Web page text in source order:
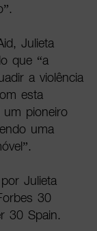
Julieta
que “a
a violência
esta
um pioneiro
uma
Julieta
30
30 Spain.